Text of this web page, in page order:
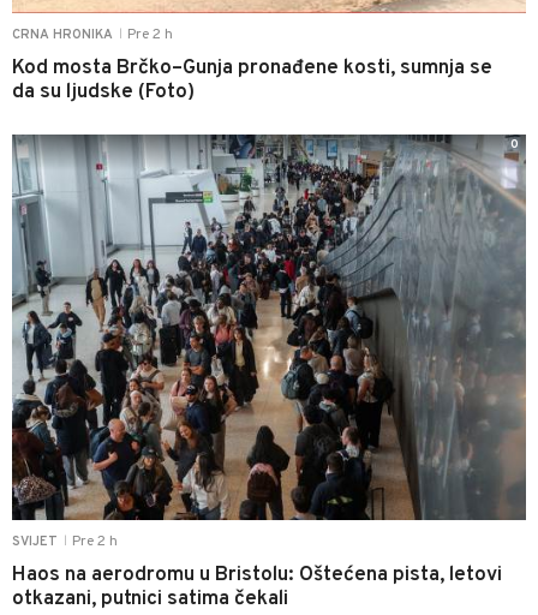
CRNA HRONIKA Pre 2 h
Kod mosta Brčko–Gunja pronađene kosti, sumnja se
da su ljudske (Foto)
SVIJET Pre 2 h
Haos na aerodromu u Bristolu: Oštećena pista, letovi
otkazani, putnici satima čekali
0